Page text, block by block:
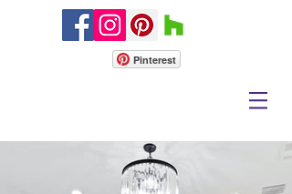
Pinterest